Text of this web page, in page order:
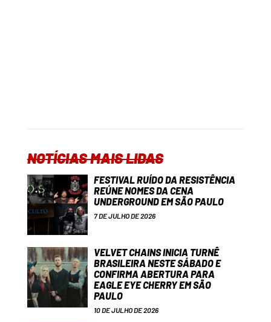
NOTÍCIAS MAIS LIDAS
FESTIVAL RUÍDO DA RESISTÊNCIA
REÚNE NOMES DA CENA
UNDERGROUND EM SÃO PAULO
7 DE JULHO DE 2026
VELVET CHAINS INICIA TURNÊ
BRASILEIRA NESTE SÁBADO E
CONFIRMA ABERTURA PARA
EAGLE EYE CHERRY EM SÃO
PAULO
10 DE JULHO DE 2026